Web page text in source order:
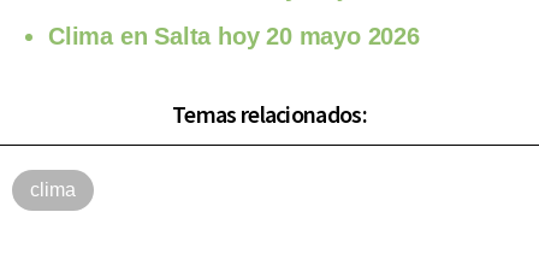
Clima en Salta hoy 20 mayo 2026
Temas relacionados:
clima